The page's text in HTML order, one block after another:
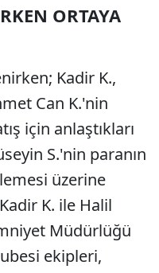
ORTAYA
Kadir K.,
Can K.'nin
için anlaştıkları
S.'nin paranın
üzerine
Kadir K. ile Halil
Müdürlüğü
ekipleri,